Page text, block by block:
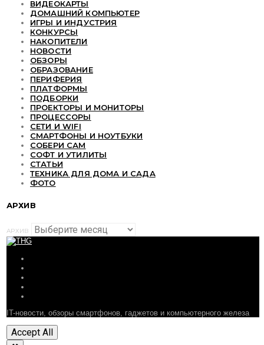
ВИДЕОКАРТЫ
ДОМАШНИЙ КОМПЬЮТЕР
ИГРЫ И ИНДУСТРИЯ
КОНКУРСЫ
НАКОПИТЕЛИ
НОВОСТИ
ОБЗОРЫ
ОБРАЗОВАНИЕ
ПЕРИФЕРИЯ
ПЛАТФОРМЫ
ПОДБОРКИ
ПРОЕКТОРЫ И МОНИТОРЫ
ПРОЦЕССОРЫ
СЕТИ И WIFI
СМАРТФОНЫ И НОУТБУКИ
СОБЕРИ САМ
СОФТ И УТИЛИТЫ
СТАТЬИ
ТЕХНИКА ДЛЯ ДОМА И САДА
ФОТО
АРХИВ
АРХИВ
IT-новости, обзоры смартфонов, гаджетов и компьютерного железа
Accept All